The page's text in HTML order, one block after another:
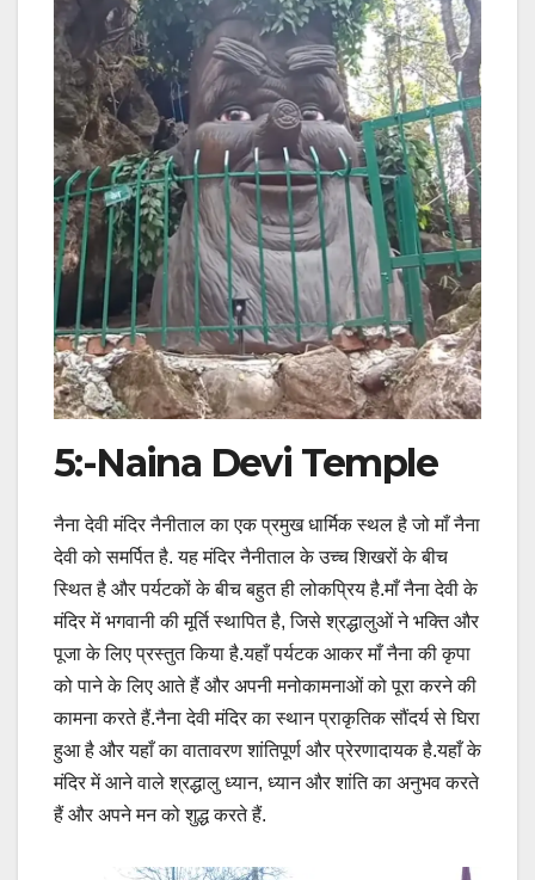
5:-Naina Devi Temple
नैना देवी मंदिर नैनीताल का एक प्रमुख धार्मिक स्थल है जो माँ नैना
देवी को समर्पित है. यह मंदिर नैनीताल के उच्च शिखरों के बीच
स्थित है और पर्यटकों के बीच बहुत ही लोकप्रिय है.माँ नैना देवी के
मंदिर में भगवानी की मूर्ति स्थापित है, जिसे श्रद्धालुओं ने भक्ति और
पूजा के लिए प्रस्तुत किया है.यहाँ पर्यटक आकर माँ नैना की कृपा
को पाने के लिए आते हैं और अपनी मनोकामनाओं को पूरा करने की
कामना करते हैं.नैना देवी मंदिर का स्थान प्राकृतिक सौंदर्य से घिरा
हुआ है और यहाँ का वातावरण शांतिपूर्ण और प्रेरणादायक है.यहाँ के
मंदिर में आने वाले श्रद्धालु ध्यान, ध्यान और शांति का अनुभव करते
हैं और अपने मन को शुद्ध करते हैं.